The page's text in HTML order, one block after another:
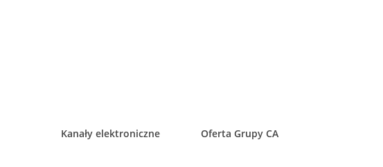
Kanały elektroniczne Oferta Grupy CA